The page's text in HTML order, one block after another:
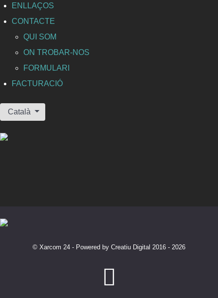
ENLLAÇOS
CONTACTE
QUI SOM
ON TROBAR-NOS
FORMULARI
FACTURACIÓ
Seleccioni el seu idioma
Català
© Xarcom 24 - Powered by Creatiu Digital 2016 - 2026